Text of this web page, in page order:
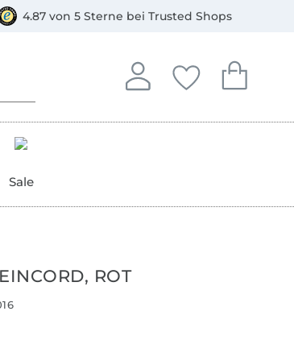
4.87 von 5 Sterne bei Trusted Shops
Anmelden
In deinem Konto
Deine
Du hast keine
Dein
Du hast
Sale
ROT